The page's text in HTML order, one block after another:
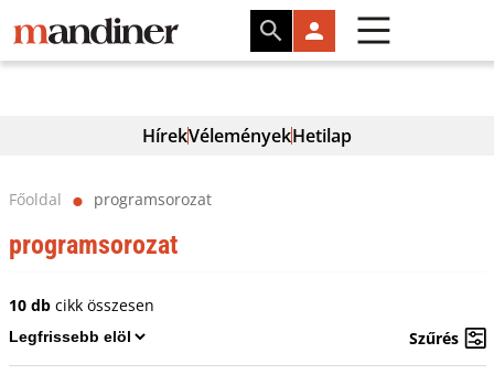
HírekVéleményekHetilap
Főoldal ⬤ programsorozat
programsorozat
10 dbcikk összesen
Szűrés